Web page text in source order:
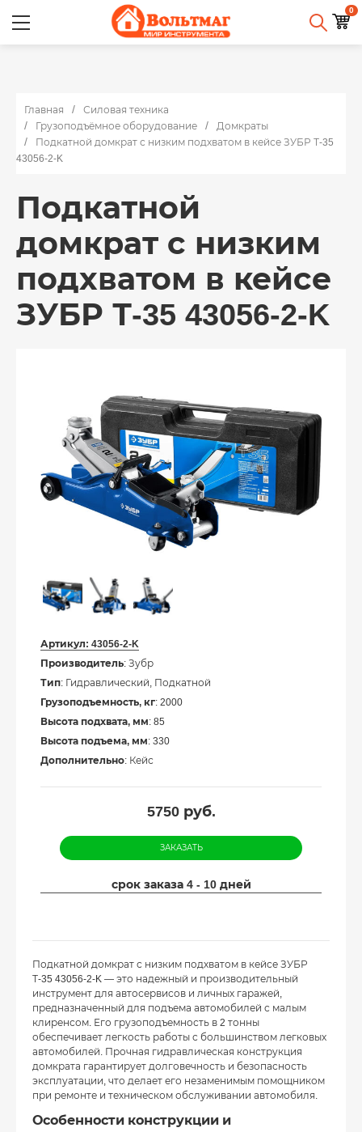
0
Главная
Силовая техника
Грузоподъёмное оборудование
Домкраты
Подкатной домкрат с низким подхватом в кейсе ЗУБР Т-35
43056-2-K
Подкатной
домкрат с низким
подхватом в кейсе
ЗУБР Т-35 43056-2-K
Артикул: 43056-2-K
Производитель: Зубр
Тип: Гидравлический, Подкатной
Грузоподъемность, кг: 2000
Высота подхвата, мм: 85
Высота подъема, мм: 330
Дополнительно: Кейс
5750руб.
ЗАКАЗАТЬ
срок заказа 4 - 10 дней
Подкатной домкрат с низким подхватом в кейсе ЗУБР
Т-35 43056-2-K — это надежный и производительный
инструмент для автосервисов и личных гаражей,
предназначенный для подъема автомобилей с малым
клиренсом. Его грузоподъемность в 2 тонны
обеспечивает легкость работы с большинством легковых
автомобилей. Прочная гидравлическая конструкция
домкрата гарантирует долговечность и безопасность
эксплуатации, что делает его незаменимым помощником
при ремонте и техническом обслуживании автомобиля.
Особенности конструкции и